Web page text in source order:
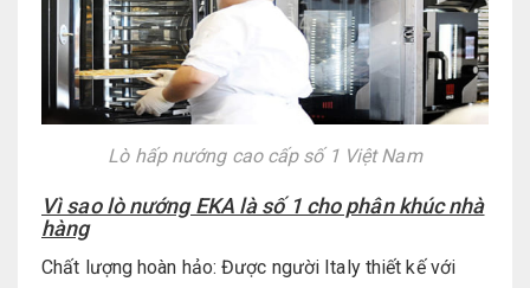
Lò hấp nướng cao cấp số 1 Việt Nam
Vì sao lò nướng EKA là số 1 cho phân khúc nhà
hàng
Chất lượng hoàn hảo: Được người Italy thiết kế với